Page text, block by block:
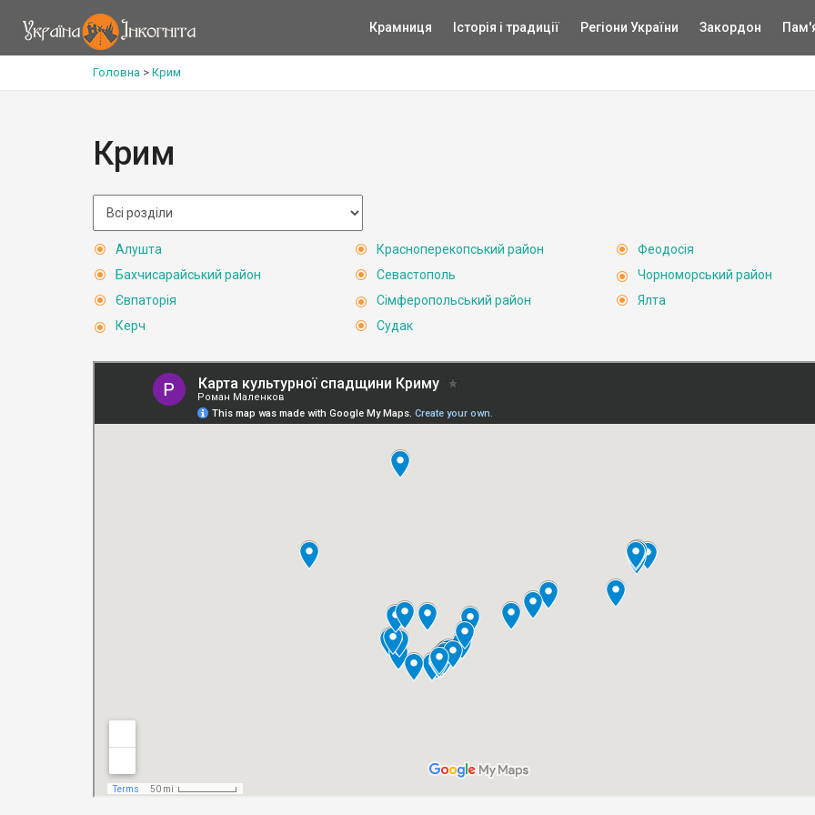
Крамниця Історія і традиції Регіони України Закордон
Головна > Крим
Крим
Алушта
Бахчисарайський район
Євпаторія
Керч
Красноперекопський район
Севастополь
Сімферопольський район
Судак
Феодосія
Чорноморський район
Ялта